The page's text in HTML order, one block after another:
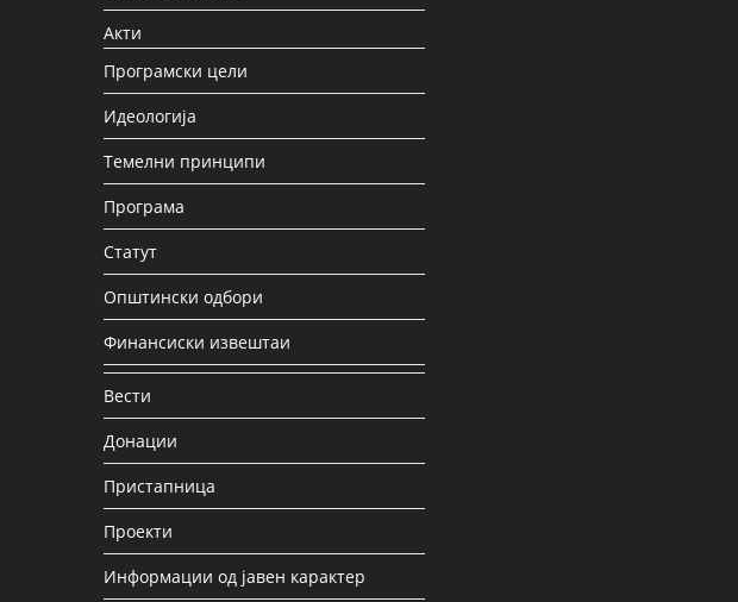
Акти
Програмски цели
Идеологија
Темелни принципи
Програма
Статут
Општински одбори
Финансиски извештаи
Вести
Донации
Пристапница
Проекти
Информации од јавен карактер